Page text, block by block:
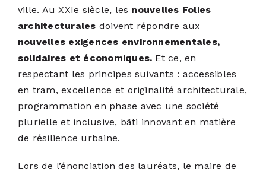
ville. Au XXIe siècle, les nouvelles Folies
architecturales doivent répondre aux
nouvelles exigences environnementales,
solidaires et économiques. Et ce, en
respectant les principes suivants : accessibles
en tram, excellence et originalité architecturale,
programmation en phase avec une société
plurielle et inclusive, bâti innovant en matière
de résilience urbaine.
Lors de l’énonciation des lauréats, le maire de